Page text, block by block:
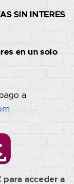
SIN INTERES
en un solo
a
para acceder a